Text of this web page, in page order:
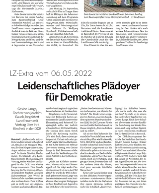
LZ-Extra vom 06.05.2022